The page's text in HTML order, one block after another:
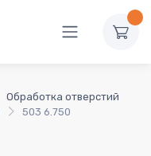
Обработка отверстий
503 6.750